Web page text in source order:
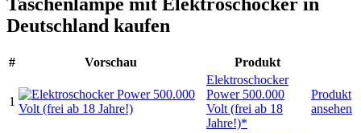
Taschenlampe mit Elektroschocker in
Deutschland kaufen
# Vorschau Produkt
1
Elektroschocker
Power 500.000
Volt (frei ab 18
Jahre!)*
Produkt
ansehen